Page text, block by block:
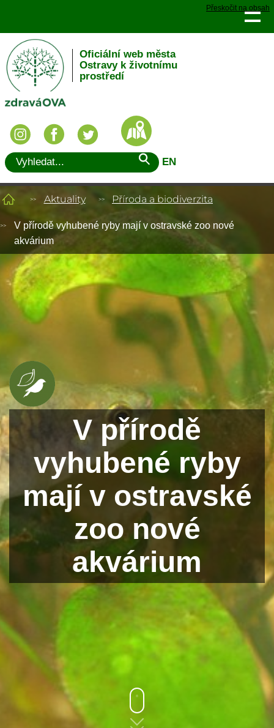
Přeskočit na obsah
Oficiální web města
Ostravy k životnímu
prostředí
EN
Aktuality Příroda a biodiverzita
V přírodě vyhubené ryby mají v ostravské zoo nové
akvárium
V přírodě
vyhubené ryby
mají v ostravské
zoo nové
akvárium